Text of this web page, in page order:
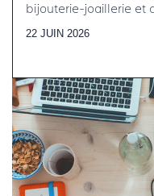
bijouterie-joaillerie et
22 JUIN 2026